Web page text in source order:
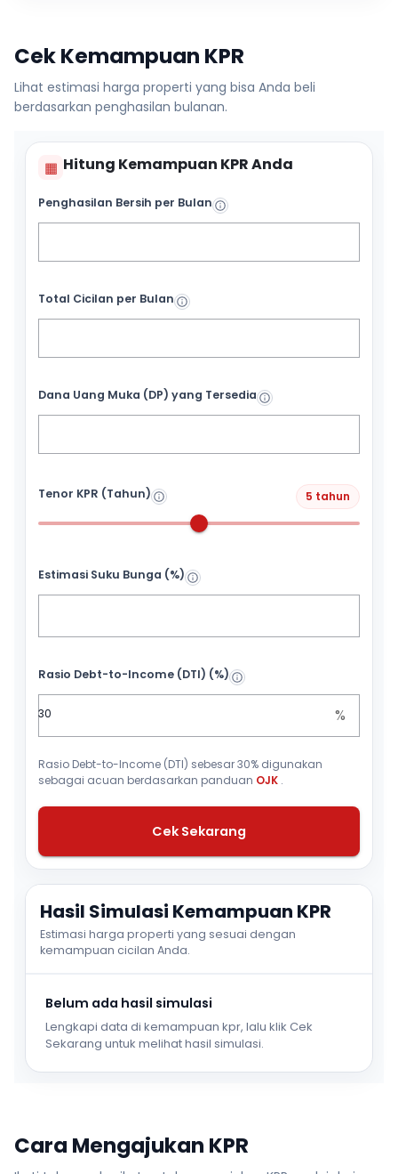
Cek Kemampuan KPR
Lihat estimasi harga properti yang bisa Anda beli
berdasarkan penghasilan bulanan.
▦ Hitung Kemampuan KPR Anda
Penghasilan Bersih per Bulan
Total Cicilan per Bulan
Dana Uang Muka (DP) yang Tersedia
Tenor KPR (Tahun) 5 tahun
Estimasi Suku Bunga (%)
Rasio Debt-to-Income (DTI) (%)
%
Rasio Debt-to-Income (DTI) sebesar 30% digunakan
sebagai acuan berdasarkan panduan OJK .
Cek Sekarang
Hasil Simulasi Kemampuan KPR
Estimasi harga properti yang sesuai dengan
kemampuan cicilan Anda.
Belum ada hasil simulasi
Lengkapi data di kemampuan kpr, lalu klik Cek
Sekarang untuk melihat hasil simulasi.
Cara Mengajukan KPR